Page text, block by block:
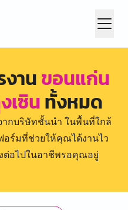
านขอนแก่น
เซินทั้งหมด
กบริษัทชั้นนำ ในพื้นที่ใกล้
ร์มที่ช่วยให้คุณได้งานไว
ต่อไปในอาชีพรอคุณอยู่